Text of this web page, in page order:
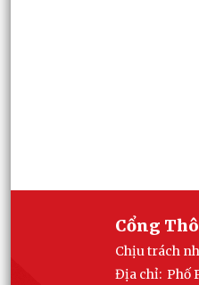
Cổng
Chịu trách
Địa chỉ: Phố